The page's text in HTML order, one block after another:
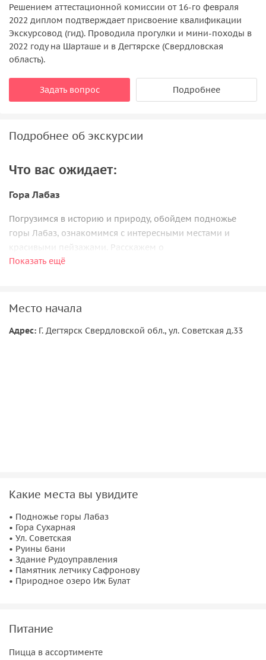
Решением аттестационной комиссии от 16-го февраля
2022 диплом подтверждает присвоение квалификации
Экскурсовод (гид). Проводила прогулки и мини-походы в
2022 году на Шарташе и в Дегтярске (Свердловская
область).
Задать вопрос Подробнее
Подробнее об экскурсии
Что вас ожидает:
Гора Лабаз
Погрузимся в историю и природу, обойдем подножье
горы Лабаз, ознакомимся с интересными местами и
красивыми пейзажами. Расскажем о
достопримечательностях и особенностях этой местности.
ожидает вкусный обед, и, сидя на вершине, мы будем
наслаждаться окрестностями и красотой природы.
Возвращение
Завершим наше путешествие. Присоединяйтесь к нашей
экскурсии и окунитесь в красоту и уникальность природы
Дегтярска и его окрестностей.
Важная информация:
Показать ещё
Место начала
Адрес: Г. Дегтярск Свердловской обл., ул. Советская д.33
Какие места вы увидите
• Подножье горы Лабаз
• Гора Сухарная
• Ул. Советская
• Руины бани
• Здание Рудоуправления
• Памятник летчику Сафронову
• Природное озеро Иж Булат
Питание
Пицца в ассортименте